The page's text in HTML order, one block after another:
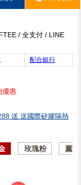
/ 全支付 / LINE
配合銀行
優惠
送 送國際矽膠隔熱
玫瑰粉 薰